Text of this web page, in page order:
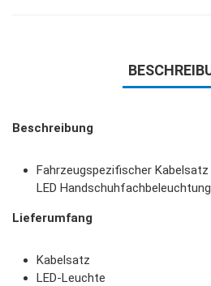
Beschreibung
Fahrzeugspezifischer
LED Handschuhfachbeleuchtung
Lieferumfang
Kabelsatz
LED-Leuchte